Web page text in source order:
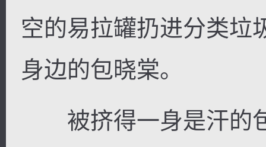
空的易拉罐扔进分类垃
身边的包晓棠。
被挤得一身是汗的